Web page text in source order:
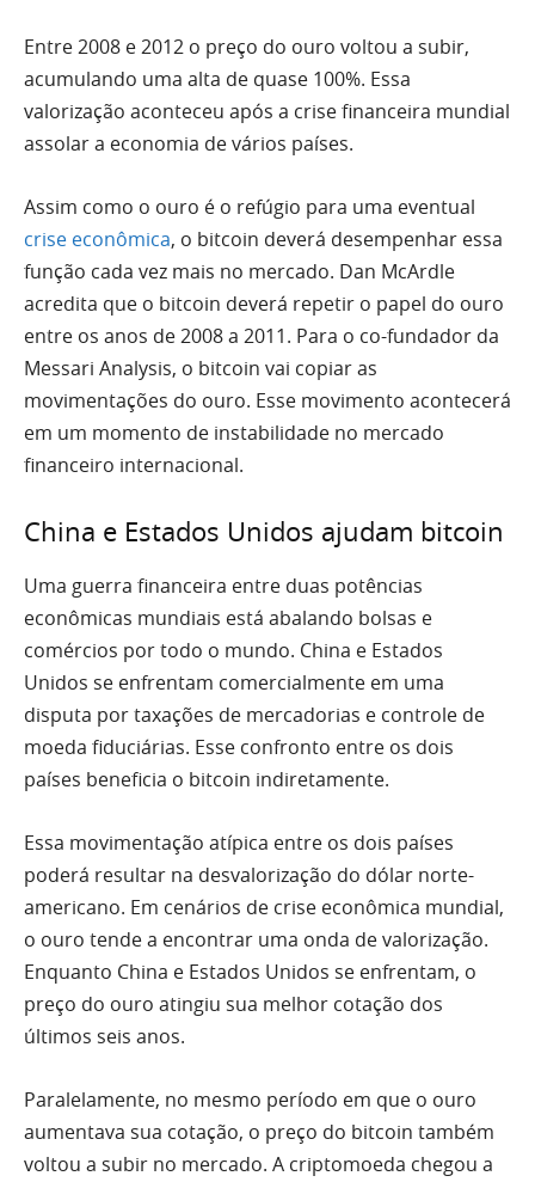
Entre 2008 e 2012 o preço do ouro voltou a subir,
acumulando uma alta de quase 100%. Essa
valorização aconteceu após a crise financeira mundial
assolar a economia de vários países.
Assim como o ouro é o refúgio para uma eventual
crise econômica, o bitcoin deverá desempenhar essa
função cada vez mais no mercado. Dan McArdle
acredita que o bitcoin deverá repetir o papel do ouro
entre os anos de 2008 a 2011. Para o co-fundador da
Messari Analysis, o bitcoin vai copiar as
movimentações do ouro. Esse movimento acontecerá
em um momento de instabilidade no mercado
financeiro internacional.
China e Estados Unidos ajudam bitcoin
Uma guerra financeira entre duas potências
econômicas mundiais está abalando bolsas e
comércios por todo o mundo. China e Estados
Unidos se enfrentam comercialmente em uma
disputa por taxações de mercadorias e controle de
moeda fiduciárias. Esse confronto entre os dois
países beneficia o bitcoin indiretamente.
Essa movimentação atípica entre os dois países
poderá resultar na desvalorização do dólar norte-
americano. Em cenários de crise econômica mundial,
o ouro tende a encontrar uma onda de valorização.
Enquanto China e Estados Unidos se enfrentam, o
preço do ouro atingiu sua melhor cotação dos
últimos seis anos.
Paralelamente, no mesmo período em que o ouro
aumentava sua cotação, o preço do bitcoin também
voltou a subir no mercado. A criptomoeda chegou a